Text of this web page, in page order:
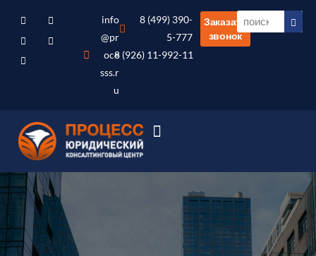
info
@pr
oce
sss.r
u
8 (499) 390-
5-777
8 (926) 11-992-11
Заказать
звонок